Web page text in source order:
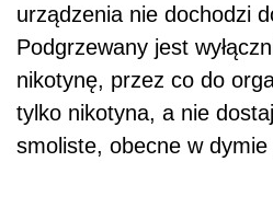
urządzenia nie dochodzi
Podgrzewany jest
nikotynę, przez co do
tylko nikotyna, a nie
smoliste, obecne w